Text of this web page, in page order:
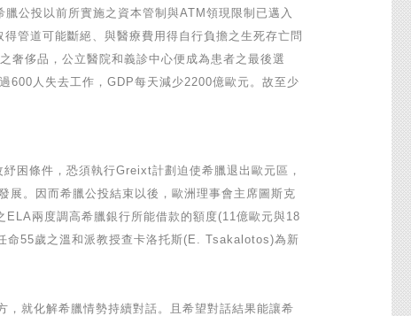
公投以前所實施之資本管制與ATM領現限制已邁入
管道可能斷絕、與醫療費用得自行負擔之生死存亡問
奢侈品，公立醫院和義診中心便成為患者之最後選
600人失去工作，GDP每天減少2200億歐元。故至少
困條件，恐須執行Greixt計劃迫使希臘退出歐元區，
展。因而希臘公投結束以後，歐洲理事會主席圖斯克
兩度調高希臘銀行所能借款的額度(11億歐元與18
命55歲之溫和派教授查卡洛托斯(E. Tsakalotos)為新
就化解希臘情勢持續對話。且希望對話結果能讓希